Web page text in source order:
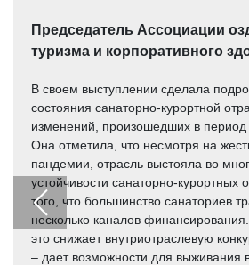
Председатель Ассоциации
туризма и корпоративного
В своем выступлении сделала
состояния санаторно-курортной
изменений, произошедших в период
Она отметила, что несмотря на
пандемии, отрасль выстояла во
устойчивости санаторно-курортных
того, что большинство санаториев
несколько каналов
это снижает внутриотраслевую
– дает возможности для выживания